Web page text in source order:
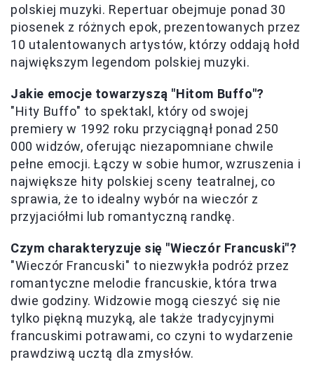
polskiej muzyki. Repertuar obejmuje ponad 30
piosenek z różnych epok, prezentowanych przez
10 utalentowanych artystów, którzy oddają hołd
największym legendom polskiej muzyki.
Jakie emocje towarzyszą "Hitom Buffo"?
"Hity Buffo" to spektakl, który od swojej
premiery w 1992 roku przyciągnął ponad 250
000 widzów, oferując niezapomniane chwile
pełne emocji. Łączy w sobie humor, wzruszenia i
największe hity polskiej sceny teatralnej, co
sprawia, że to idealny wybór na wieczór z
przyjaciółmi lub romantyczną randkę.
Czym charakteryzuje się "Wieczór Francuski"?
"Wieczór Francuski" to niezwykła podróż przez
romantyczne melodie francuskie, która trwa
dwie godziny. Widzowie mogą cieszyć się nie
tylko piękną muzyką, ale także tradycyjnymi
francuskimi potrawami, co czyni to wydarzenie
prawdziwą ucztą dla zmysłów.